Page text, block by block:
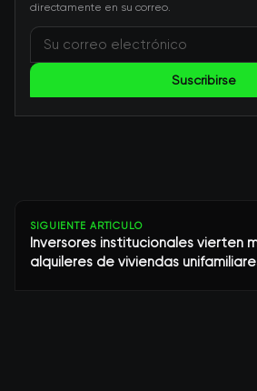
directamente en su correo.
Suscribirse
SIGUIENTE ARTÍCULO
Inversores institucionales vierten
alquileres de viviendas